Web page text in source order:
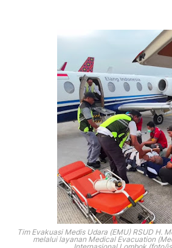
Tim Evakuasi Medis Udara (EMU) RSUD H.
melalui layanan Medical Evacuation